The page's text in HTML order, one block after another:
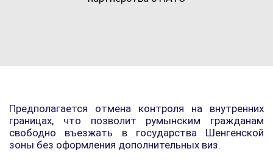
Предполагается отмена контроля на внутренних
границах, что позволит румынским гражданам
свободно въезжать в государства Шенгенской
зоны без оформления дополнительных виз.